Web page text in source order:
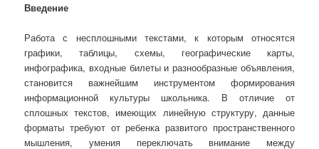
Введение
Работа с несплошными текстами, к которым относятся
графики, таблицы, схемы, географические карты,
инфографика, входные билеты и разнообразные объявления,
становится важнейшим инструментом формирования
информационной культуры школьника. В отличие от
сплошных текстов, имеющих линейную структуру, данные
форматы требуют от ребенка развитого пространственного
мышления, умения переключать внимание между